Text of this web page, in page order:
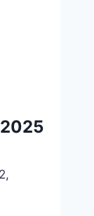
2025